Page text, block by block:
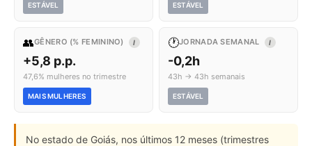
ESTÁVEL ESTÁVEL
👥GÊNERO (% FEMININO) I
+5,8 p.p.
47,6% mulheres no trimestre
MAIS MULHERES
🕐JORNADA SEMANAL I
-0,2h
43h → 43h semanais
ESTÁVEL
No estado de Goiás, nos últimos 12 meses (trimestres